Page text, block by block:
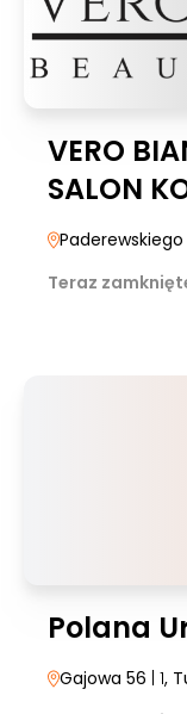
VERO
SALON
Paderewskiego
Teraz
Polana
Gajowa 56 | 1,